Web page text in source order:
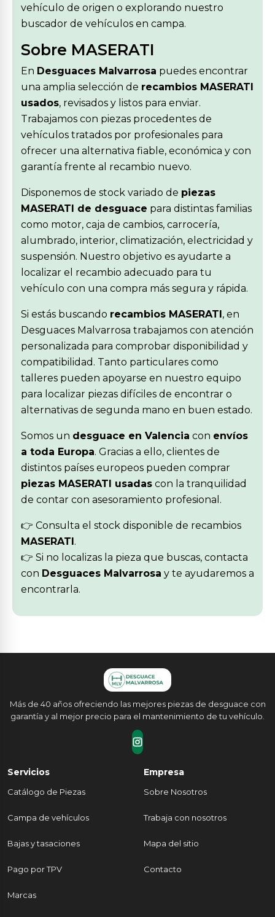
vehículo de origen o explorando nuestro
buscador de vehículos en campa.
Sobre MASERATI
En Desguaces Malvarrosa puedes encontrar
una amplia selección de recambios MASERATI
usados, revisados y listos para enviar.
Trabajamos con piezas procedentes de
vehículos tratados por profesionales para
ofrecer una alternativa fiable, económica y con
garantía frente al recambio nuevo.
Disponemos de stock variado de piezas
MASERATI de desguace para distintas familias
como motor, caja de cambios, carrocería,
alumbrado, interior, climatización, electricidad y
suspensión. Nuestro objetivo es ayudarte a
localizar el recambio adecuado para tu
vehículo con una compra más segura y rápida.
Si estás buscando recambios MASERATI, en
Desguaces Malvarrosa trabajamos con atención
personalizada para comprobar disponibilidad y
compatibilidad. Tanto particulares como
talleres pueden apoyarse en nuestro equipo
para localizar piezas difíciles de encontrar o
alternativas de segunda mano en buen estado.
Somos un desguace en Valencia con envíos
a toda Europa. Gracias a ello, clientes de
distintos países europeos pueden comprar
piezas MASERATI usadas con la tranquilidad
de contar con asesoramiento profesional.
👉 Consulta el stock disponible de recambios
MASERATI.
👉 Si no localizas la pieza que buscas, contacta
con Desguaces Malvarrosa y te ayudaremos a
encontrarla.
Más de 40 años ofreciendo las mejores piezas de desguace con
garantía y al mejor precio para el mantenimiento de tu vehículo.
Servicios
Catálogo de Piezas
Campa de vehículos
Bajas y tasaciones
Pago por TPV
Marcas
Empresa
Sobre Nosotros
Trabaja con nosotros
Mapa del sitio
Contacto